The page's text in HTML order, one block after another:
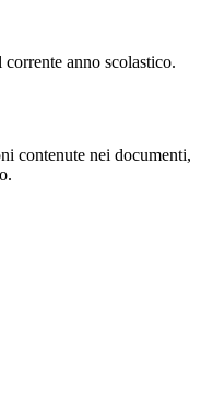
anno scolastico.
contenute nei documenti,